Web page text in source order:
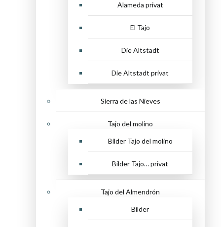
Alameda privat
El Tajo
Die Altstadt
Die Altstadt privat
Sierra de las Nieves
Tajo del molino
Bilder Tajo del molino
Bilder Tajo… privat
Tajo del Almendrón
Bilder